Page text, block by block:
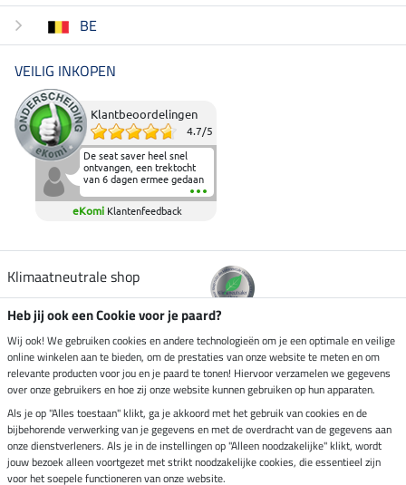
BE
VEILIG INKOPEN
Klantbeoordelingen
4.7/5
De seat saver heel snel
ontvangen, een trektocht
van 6 dagen ermee gedaan
en deze heeft de beproeving
fantastisch doorstaan.
Heerlijk zacht om op te
elkaar in het zadel.
eKomi Klantenfeedback
Klimaatneutrale shop
Verzending per
Veilig betalen met
Impressum
Heb jij ook een Cookie voor je paard?
Wij ook! We gebruiken cookies en andere technologieën om je een optimale en veilige
online winkelen aan te bieden, om de prestaties van onze website te meten en om
relevante producten voor jou en je paard te tonen! Hiervoor verzamelen we gegevens
over onze gebruikers en hoe zij onze website kunnen gebruiken op hun apparaten.
Als je op "Alles toestaan" klikt, ga je akkoord met het gebruik van cookies en de
bijbehorende verwerking van je gegevens en met de overdracht van de gegevens aan
onze dienstverleners. Als je in de instellingen op "Alleen noodzakelijke" klikt, wordt
jouw bezoek alleen voortgezet met strikt noodzakelijke cookies, die essentieel zijn
voor het soepele functioneren van onze website.